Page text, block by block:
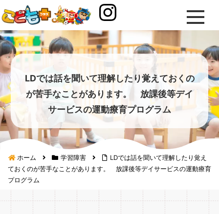
LDでは話を聞いて理解したり覚えておくの
が苦手なことがあります。 放課後等デイ
サービスの運動療育プログラム
ホーム 学習障害
LDでは話を聞いて理解したり覚え
ておくのが苦手なことがあります。 放課後等デイサービスの運動療育
プログラム